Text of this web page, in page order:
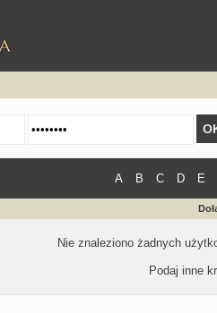
A B C D E
Nie znaleziono żadnych
Podaj inne